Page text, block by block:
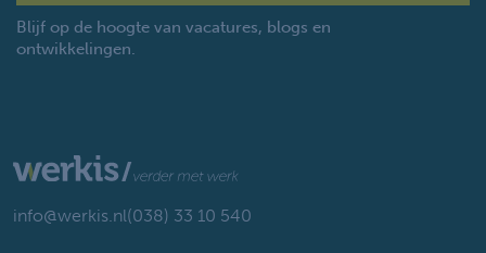
Blijf op de hoogte van vacatures, blogs en
ontwikkelingen.
info@werkis.nl(038) 33 10 540